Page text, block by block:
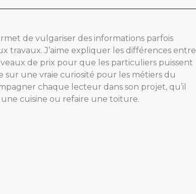
de vulgariser des informations parfois
travaux. J’aime expliquer les différences entre
de prix pour que les particuliers puissent
sur une vraie curiosité pour les métiers du
chaque lecteur dans son projet, qu’il
une cuisine ou refaire une toiture.